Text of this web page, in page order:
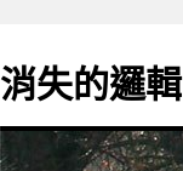
主
要
消失的邏輯